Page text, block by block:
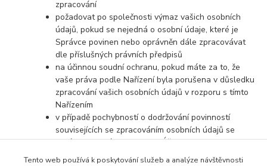
zpracování
požadovat po společnosti výmaz vašich osobních
údajů, pokud se nejedná o osobní údaje, které je
Správce povinen nebo oprávněn dále zpracovávat
dle příslušných právních předpisů
na účinnou soudní ochranu, pokud máte za to, že
vaše práva podle Nařízení byla porušena v důsledku
zpracování vašich osobních údajů v rozporu s tímto
Nařízením
v případě pochybností o dodržování povinností
souvisejících se zpracováním osobních údajů se
obrátit na Správce nebo na Úřad pro ochranu
osobních údajů
Tento web používá k poskytování služeb a analýze návštěvnosti